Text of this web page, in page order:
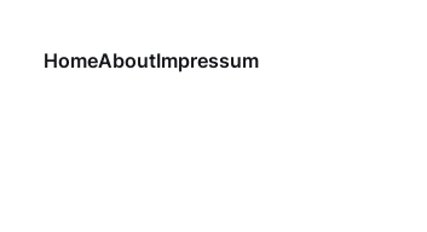
HomeAboutImpressum